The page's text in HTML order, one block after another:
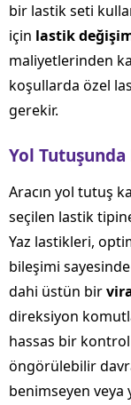
bir lastik seti
için lastik
maliyetlerinden
koşullarda özel
gerekir.
Yol
Aracın yol tutuş
seçilen lastik
Yaz lastikleri,
bileşimi
dahi üstün bir
direksiyon
hassas bir
öngörülebilir
benimseyen